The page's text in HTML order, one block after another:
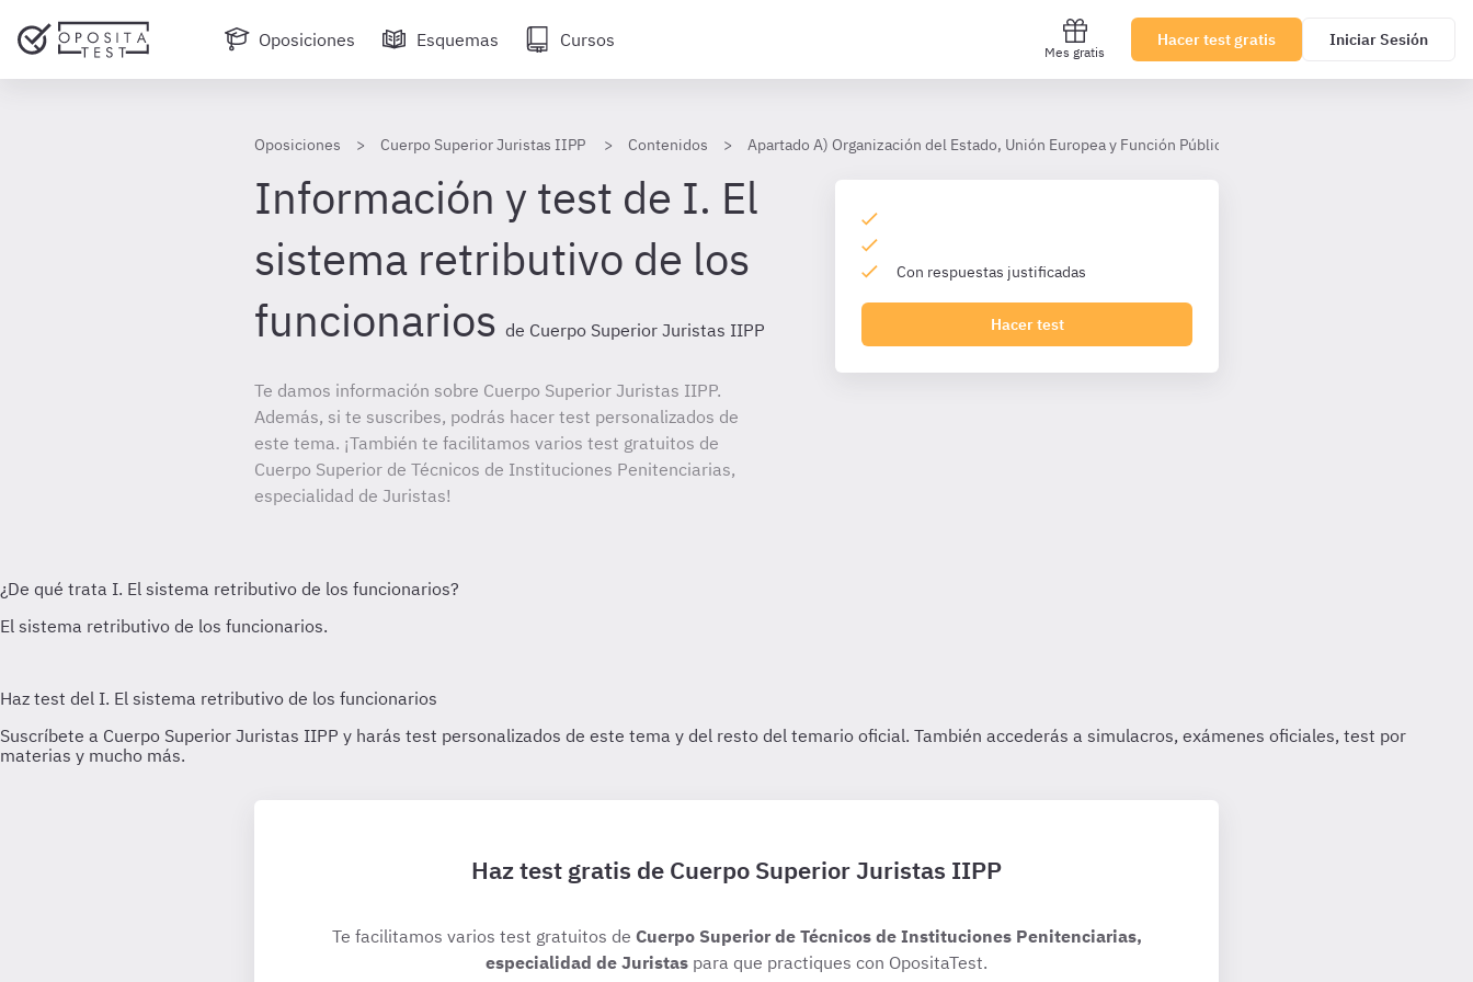
Oposiciones Esquemas Cursos
Mes gratis
Hacer test gratis Iniciar Sesión
Oposiciones Cuerpo Superior Juristas IIPP Contenidos Apartado A) Organización del Estado, Unión Europea y Función Pública
Información y test de I. El
sistema retributivo de los
funcionarios de Cuerpo Superior Juristas IIPP
Te damos información sobre Cuerpo Superior Juristas IIPP.
Además, si te suscribes, podrás hacer test personalizados de
este tema. ¡También te facilitamos varios test gratuitos de
Cuerpo Superior de Técnicos de Instituciones Penitenciarias,
especialidad de Juristas!
Con respuestas justificadas
Hacer test
Haz test gratis de Cuerpo Superior Juristas IIPP
Te facilitamos varios test gratuitos de Cuerpo Superior de Técnicos de Instituciones Penitenciarias,
especialidad de Juristas para que practiques con OpositaTest.